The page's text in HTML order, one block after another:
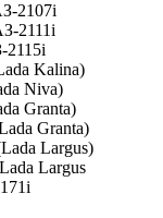
2107i
2111i
2115i
Kalina)
Niva)
Granta)
Granta)
Largus)
Largus